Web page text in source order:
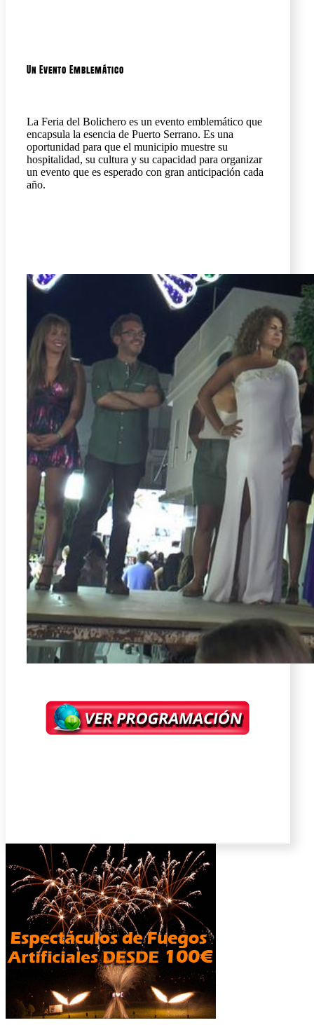
Un Evento Emblemático
La Feria del Bolichero es un evento emblemático que
encapsula la esencia de Puerto Serrano. Es una
oportunidad para que el municipio muestre su
hospitalidad, su cultura y su capacidad para organizar
un evento que es esperado con gran anticipación cada
año.